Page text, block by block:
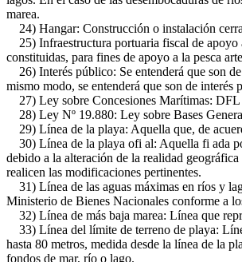
marea.
24) Hangar: Construcción o instalación
25) Infraestructura portuaria fiscal de apoyo
constituidas, para fines de apoyo a la pesca
26) Interés público: Se entenderá que son
mismo modo, se entenderá que son de
27) Ley sobre Concesiones Marítimas:
28) Ley Nº 19.880: Ley sobre Bases
29) Línea de la playa: Aquella que, de
30) Línea de la playa ofi al: Aquella fi ada
debido a la alteración de la realidad
realicen las modificaciones pertinentes.
31) Línea de las aguas máximas en ríos y
Ministerio de Bienes Nacionales conforme a
32) Línea de más baja marea: Línea que
33) Línea del límite de terreno de playa:
hasta 80 metros, medida desde la línea de la
fondos de mar, río o lago.